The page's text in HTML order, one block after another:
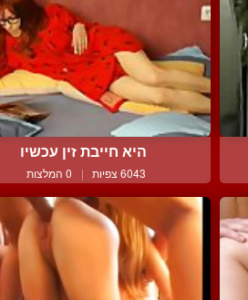
היא חייבת זין עכשיו
6043 צפיות | 0 המלצות